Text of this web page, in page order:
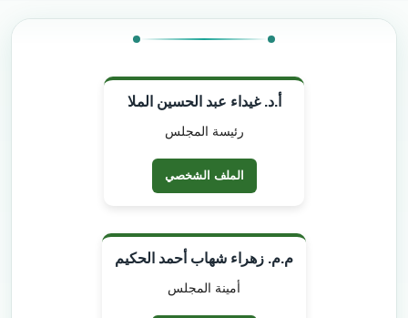
أ.د. غيداء عبد الحسين الملا
رئيسة المجلس
الملف الشخصي
م.م. زهراء شهاب أحمد الحكيم
أمينة المجلس